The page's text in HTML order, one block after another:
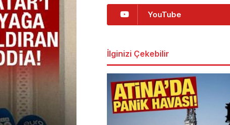
YouTube
İlginizi Çekebilir